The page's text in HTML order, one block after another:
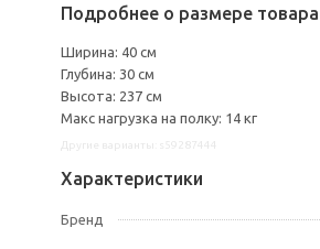
Подробнее о размере товара
Ширина: 40 см
Глубина: 30 см
Высота: 237 см
Макс нагрузка на полку: 14 кг
Характеристики
Бренд